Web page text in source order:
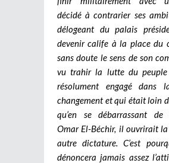
décidé à contrarier ses
délogeant du palais
devenir calife à la place du
sans doute le sens de son
vu trahir la lutte du peuple
résolument engagé dans
changement et qui était loin
qu’en se débarrassant de
Omar El-Béchir, il ouvrirait
autre dictature. C’est
dénoncera jamais assez